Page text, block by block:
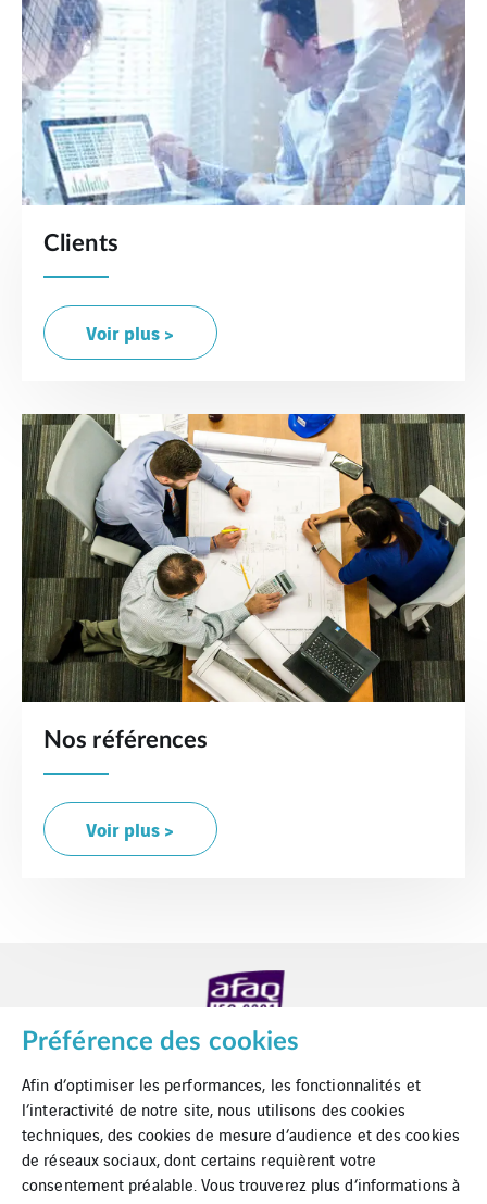
Clients
Voir plus >
Nos références
Voir plus >
Préférence des cookies
Afin d’optimiser les performances, les fonctionnalités et
l’interactivité de notre site, nous utilisons des cookies
techniques, des cookies de mesure d’audience et des cookies
de réseaux sociaux, dont certains requièrent votre
consentement préalable. Vous trouverez plus d’informations à